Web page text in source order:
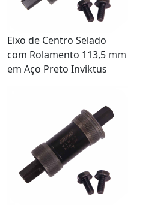
Eixo de Centro Selado
com Rolamento 113,5 mm
em Aço Preto Inviktus